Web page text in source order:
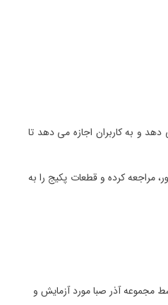
و به کاربران اجازه می دهد تا
مراجعه کرده و قطعات پکیج را به
مجموعه آذر صبا مورد آزمایش و